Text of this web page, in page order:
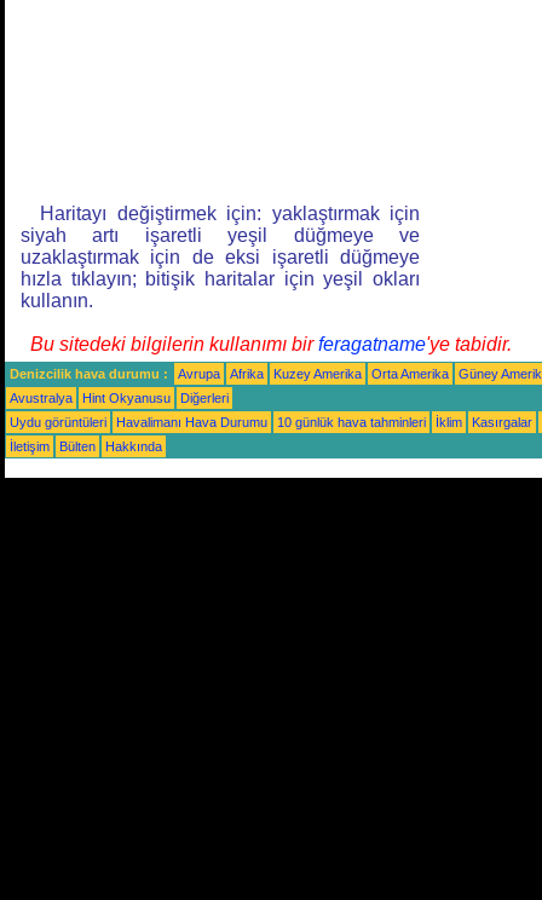
Haritayı değiştirmek için: yaklaştırmak için
siyah artı işaretli yeşil düğmeye ve
uzaklaştırmak için de eksi işaretli düğmeye
hızla tıklayın; bitişik haritalar için yeşil okları
kullanın.
Bu sitedeki bilgilerin kullanımı birferagatname'ye tabidir.
Denizcilik hava durumu : Avrupa Afrika Kuzey Amerika Orta Amerika
Güney
Avustralya
Hint Okyanusu
Diğerleri
Uydu görüntüleri
Havalimanı Hava Durumu 10 günlük hava tahminleri İklim
Kasırgalar
İletişim
Bülten Hakkında